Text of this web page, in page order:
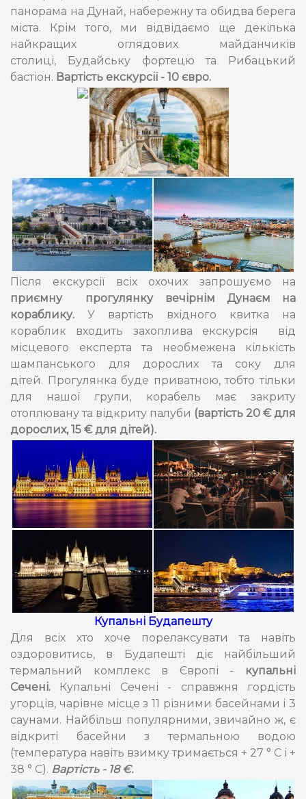
панорама на Дунай, набережну та обидва берега
міста. Крім того, ми відвідаємо ще декілька
найкращих оглядових майданчиків
столиці, Будайську фортецю та Рибацький
бастіон. Вартість екскурсії - 10 євро.
Після екскурсії всіх охочих запрошуємо на
приємну прогулянку вечірнім Дунаєм на
кораблику. У вартість вхідного квитка на
кораблик входить захоплива екскурсія від
місцевого експерта та необмежена кількість
шампанського для дорослих та соку для
дітей. Прогулянка буде приватною, тобто тільки
для нашої групи, корабель має закриту
отоплювану та відкриту палуби (вартість 20 € для
дорослих, 15 € для дітей).
Купальні Будапешту
Для всіх хто хоче порелаксувати та навіть
оздоровитись, в Будапешті діє найбільший
термальний комплекс в Європі -
купальні
Сечені. Купальні Сечені - справжня гордість
угорців, чарівне місце з 11 різними басейнами і 3
саунами. Найбільш популярними, звичайно ж, є
відкриті басейни з термальною водою
(температура навіть взимку тримається + 27 ° С і +
38 ° С). Вартість - 18 €.